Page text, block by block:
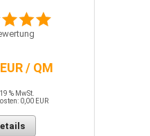
/ QM
% MwSt.
0,00 EUR